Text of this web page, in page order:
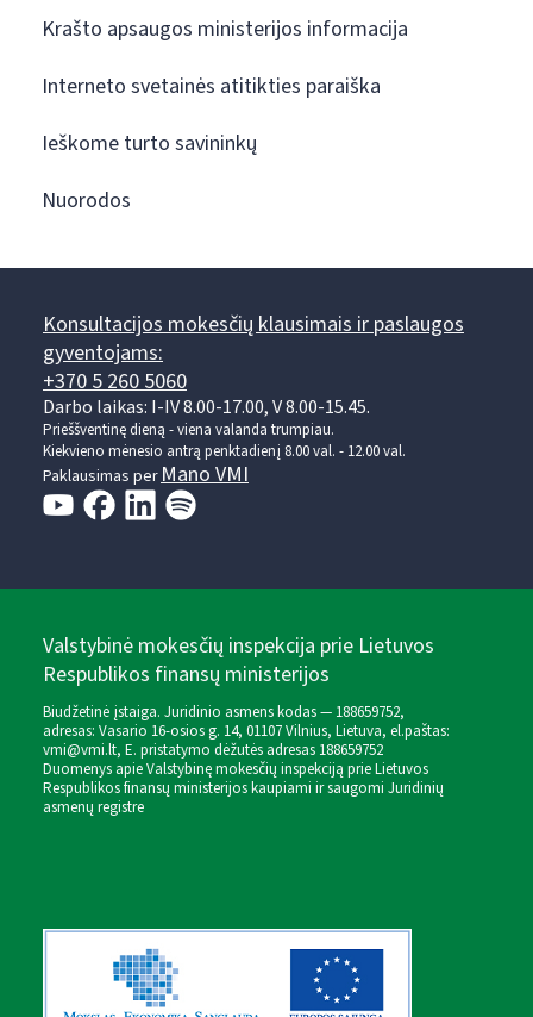
Krašto apsaugos ministerijos informacija
Interneto svetainės atitikties paraiška
Ieškome turto savininkų
Nuorodos
Konsultacijos mokesčių klausimais ir paslaugos
gyventojams:
+370 5 260 5060
Darbo laikas: I-IV 8.00-17.00, V 8.00-15.45.
Prieššventinę dieną - viena valanda trumpiau.
Kiekvieno mėnesio antrą penktadienį 8.00 val. - 12.00 val.
Paklausimas perMano VMI
Valstybinė mokesčių inspekcija prie Lietuvos
Respublikos finansų ministerijos
Biudžetinė įstaiga. Juridinio asmens kodas — 188659752,
adresas: Vasario 16-osios g. 14, 01107 Vilnius, Lietuva, el.paštas:
vmi@vmi.lt, E. pristatymo dėžutės adresas 188659752
Duomenys apie Valstybinę mokesčių inspekciją prie Lietuvos
Respublikos finansų ministerijos kaupiami ir saugomi Juridinių
asmenų registre